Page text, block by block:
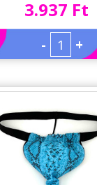
3.937 Ft
- +